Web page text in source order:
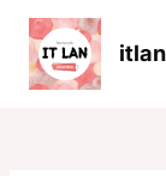
itlan